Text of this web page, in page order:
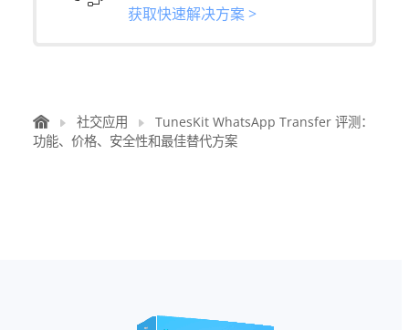
获取快速解决方案 >
社交应用
TunesKit WhatsApp Transfer 评测：
功能、价格、安全性和最佳替代方案